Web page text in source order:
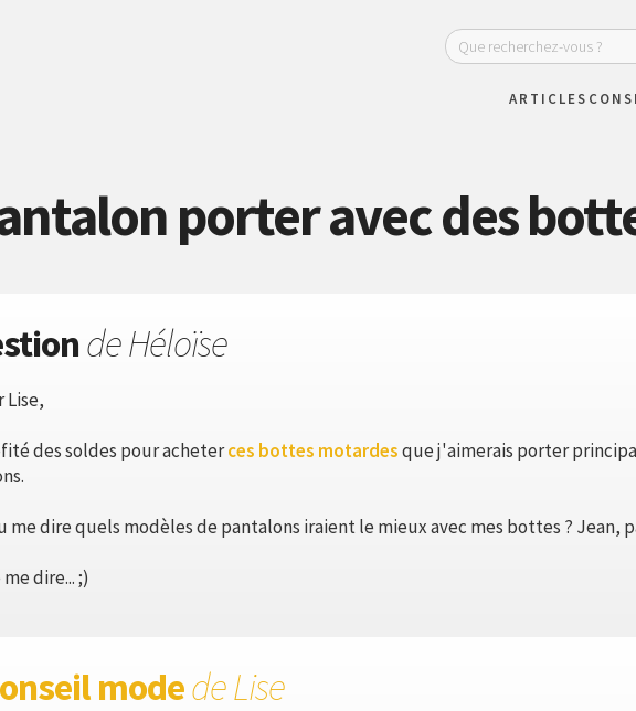
ARTICLES
porter avec des
de Héloïse
Lise,
des soldes pour acheterces bottes motardesque j'aimerais porter
me dire quels modèles de pantalons iraient le mieux avec mes bottes ? Jean,
dire... ;)
modede Lise